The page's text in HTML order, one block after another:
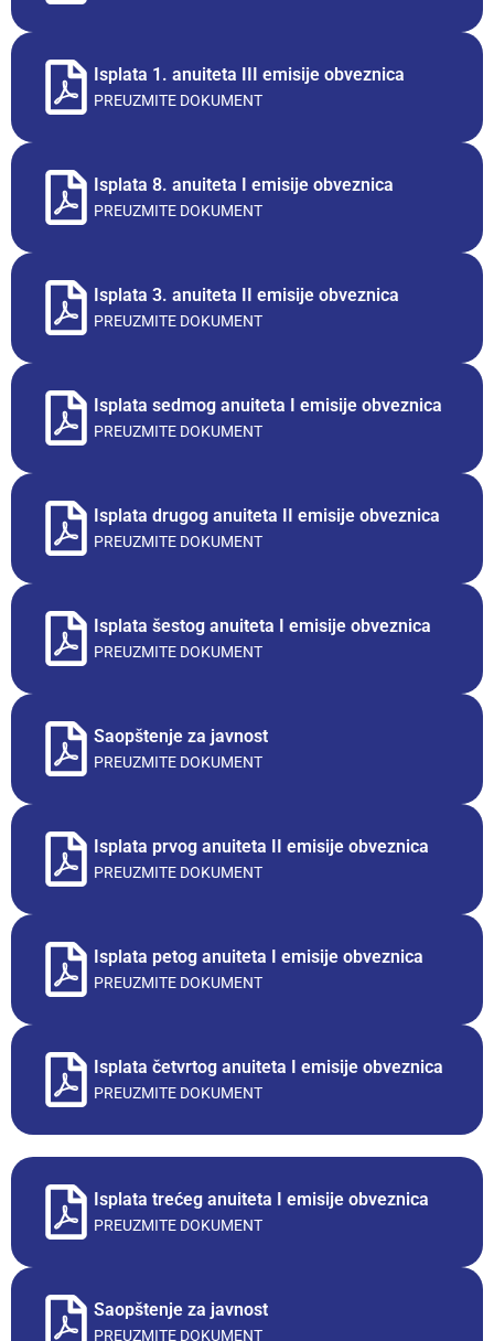
Isplata 1. anuiteta III emisije obveznica
PREUZMITE DOKUMENT
Isplata 8. anuiteta I emisije obveznica
PREUZMITE DOKUMENT
Isplata 3. anuiteta II emisije obveznica
PREUZMITE DOKUMENT
Isplata sedmog anuiteta I emisije obveznica
PREUZMITE DOKUMENT
Isplata drugog anuiteta II emisije obveznica
PREUZMITE DOKUMENT
Isplata šestog anuiteta I emisije obveznica
PREUZMITE DOKUMENT
Saopštenje za javnost
PREUZMITE DOKUMENT
Isplata prvog anuiteta II emisije obveznica
PREUZMITE DOKUMENT
Isplata petog anuiteta I emisije obveznica
PREUZMITE DOKUMENT
Isplata četvrtog anuiteta I emisije obveznica
PREUZMITE DOKUMENT
Isplata trećeg anuiteta I emisije obveznica
PREUZMITE DOKUMENT
Saopštenje za javnost
PREUZMITE DOKUMENT